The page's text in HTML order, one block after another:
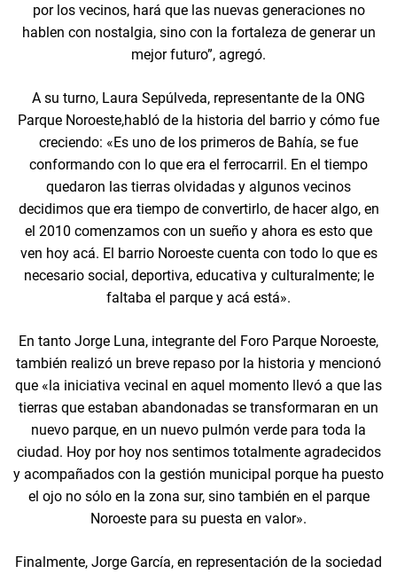
por los vecinos, hará que las nuevas generaciones no
hablen con nostalgia, sino con la fortaleza de generar un
mejor futuro”, agregó.
A su turno, Laura Sepúlveda, representante de la ONG
Parque Noroeste,habló de la historia del barrio y cómo fue
creciendo: «Es uno de los primeros de Bahía, se fue
conformando con lo que era el ferrocarril. En el tiempo
quedaron las tierras olvidadas y algunos vecinos
decidimos que era tiempo de convertirlo, de hacer algo, en
el 2010 comenzamos con un sueño y ahora es esto que
ven hoy acá. El barrio Noroeste cuenta con todo lo que es
necesario social, deportiva, educativa y culturalmente; le
faltaba el parque y acá está».
En tanto Jorge Luna, integrante del Foro Parque Noroeste,
también realizó un breve repaso por la historia y mencionó
que «la iniciativa vecinal en aquel momento llevó a que las
tierras que estaban abandonadas se transformaran en un
nuevo parque, en un nuevo pulmón verde para toda la
ciudad. Hoy por hoy nos sentimos totalmente agradecidos
y acompañados con la gestión municipal porque ha puesto
el ojo no sólo en la zona sur, sino también en el parque
Noroeste para su puesta en valor».
Finalmente, Jorge García, en representación de la sociedad